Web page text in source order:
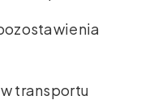
transportu